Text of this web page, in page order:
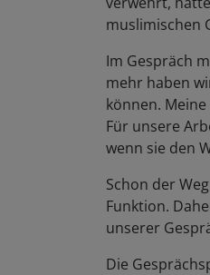
muslimischen
Im Gespräch
mehr haben
können.
Für unsere
wenn sie den
Schon der
Funktion.
unserer
Die